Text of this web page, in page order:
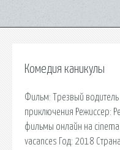
Комедия каникулы
Фильм: Трезвый
приключения Режиссер:
фильмы онлайн на
vacances Год: 2018